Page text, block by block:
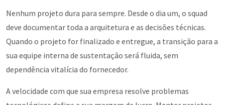
Nenhum projeto dura para sempre. Desde o dia um, o squad
deve documentar toda a arquitetura e as decisões técnicas.
Quando o projeto for finalizado e entregue, a transição para a
sua equipe interna de sustentação será fluida, sem
dependência vitalícia do fornecedor.
A velocidade com que sua empresa resolve problemas